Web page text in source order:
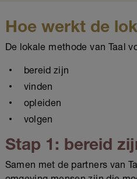
Hoe werkt de
De lokale methode van Taal
bereid zijn
vinden
opleiden
volgen
Stap 1: bereid
Samen met de partners van